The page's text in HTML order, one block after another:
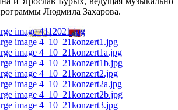
Людмила Захарова.